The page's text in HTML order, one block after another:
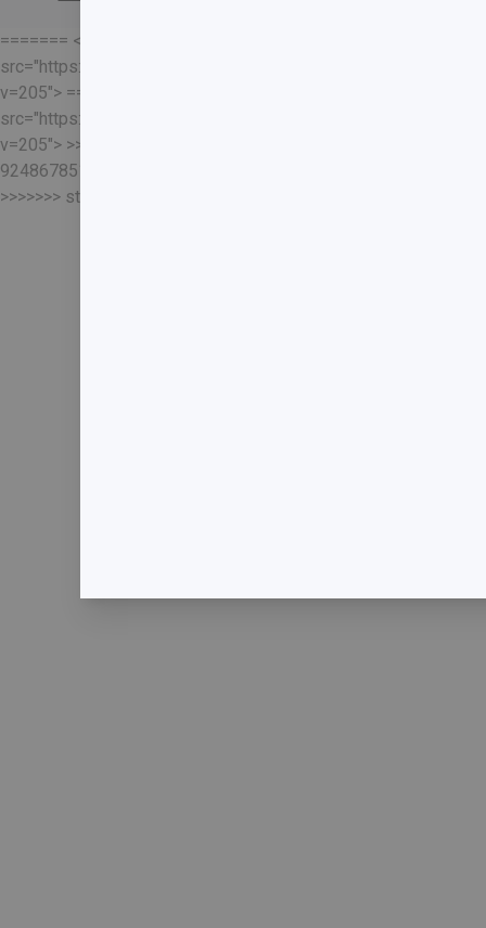
======= <<<<<<< HEAD
src="https://loja.sabin.com.br//skin/frontend/sabin/default/
v=205"> =======
src="https://loja.sabin.com.br//skin/frontend/sabin/default/
v=205"> >>>>>>>
92486785178204652eaf37adafb13ec7f5401a93
>>>>>>> staging-merge